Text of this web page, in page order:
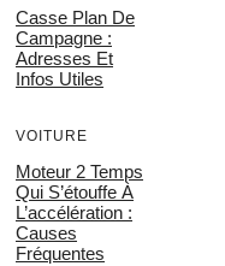
Casse Plan De
Campagne :
Adresses Et
Infos Utiles
VOITURE
Moteur 2 Temps
Qui S’étouffe À
L’accélération :
Causes
Fréquentes